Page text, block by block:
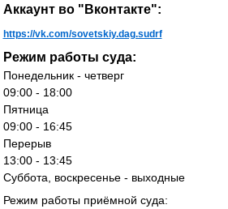
Аккаунт во "Вконтакте":
https://vk.com/sovetskiy.dag.sudrf
Режим работы суда:
Понедельник - четверг
09:00 - 18:00
Пятница
09:00 - 16:45
Перерыв
13:00 - 13:45
Суббота, воскресенье - выходные
Режим работы приёмной суда: